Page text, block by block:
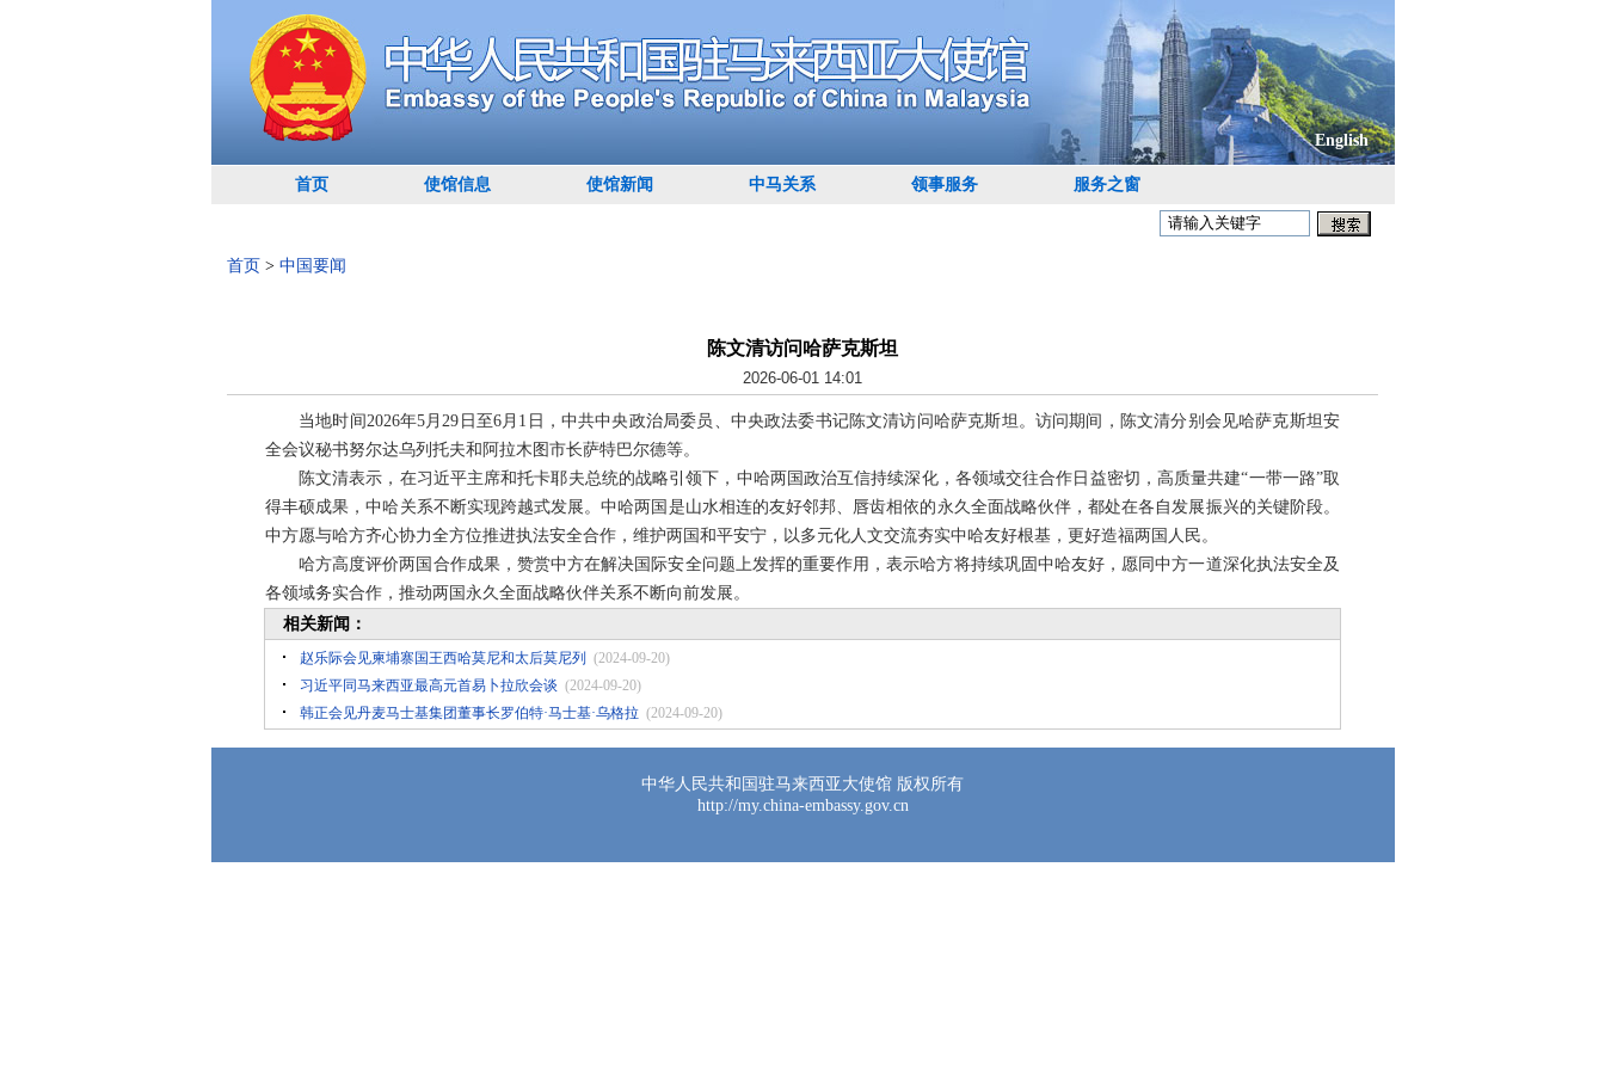
English
首页 使馆信息 使馆新闻 中马关系 领事服务 服务之窗
首页 > 中国要闻
陈文清访问哈萨克斯坦
2026-06-01 14:01
当地时间2026年5月29日至6月1日，中共中央政治局委员、中央政法委书记陈文清访问哈萨克斯坦。访问期间，陈文清分别会见哈萨克斯坦安
全会议秘书努尔达乌列托夫和阿拉木图市长萨特巴尔德等。
陈文清表示，在习近平主席和托卡耶夫总统的战略引领下，中哈两国政治互信持续深化，各领域交往合作日益密切，高质量共建“一带一路”取
得丰硕成果，中哈关系不断实现跨越式发展。中哈两国是山水相连的友好邻邦、唇齿相依的永久全面战略伙伴，都处在各自发展振兴的关键阶段。
中方愿与哈方齐心协力全方位推进执法安全合作，维护两国和平安宁，以多元化人文交流夯实中哈友好根基，更好造福两国人民。
哈方高度评价两国合作成果，赞赏中方在解决国际安全问题上发挥的重要作用，表示哈方将持续巩固中哈友好，愿同中方一道深化执法安全及
各领域务实合作，推动两国永久全面战略伙伴关系不断向前发展。
相关新闻：
赵乐际会见柬埔寨国王西哈莫尼和太后莫尼列
(2024-09-20)
习近平同马来西亚最高元首易卜拉欣会谈 (2024-09-20)
韩正会见丹麦马士基集团董事长罗伯特·马士基·乌格拉 (2024-09-20)
中华人民共和国驻马来西亚大使馆 版权所有
http://my.china-embassy.gov.cn